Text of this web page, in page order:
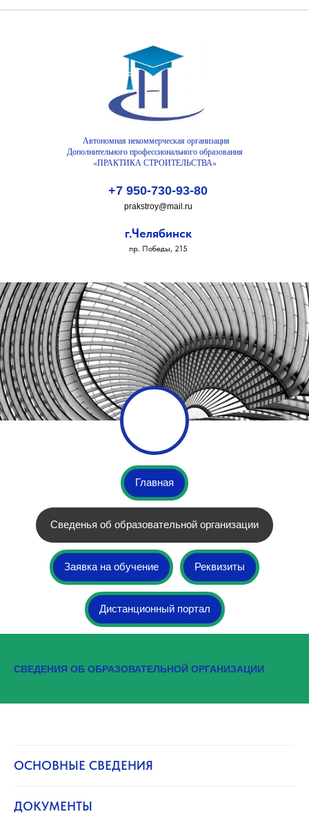
Автономная некоммерческая организация
Дополнительного профессионального образования
«ПРАКТИКА СТРОИТЕЛЬСТВА»
+7 950-730-93-80
prakstroy@mail.ru
г.Челябинск
пр. Победы, 215
Главная
Сведенья об образовательной организации
Заявка на обучение Реквизиты
Дистанционный портал
СВЕДЕНИЯ ОБ ОБРАЗОВАТЕЛЬНОЙ ОРГАНИЗАЦИИ
ОСНОВНЫЕ СВЕДЕНИЯ
ДОКУМЕНТЫ